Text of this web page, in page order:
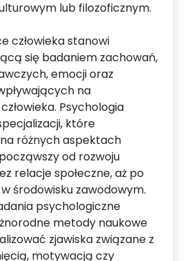
lub filozoficznym.
człowieka stanowi
się badaniem zachowań,
emocji oraz
na
Psychologia
które
różnych aspektach
od rozwoju
relacje społeczne, aż po
środowisku zawodowym.
psychologiczne
metody naukowe
zjawiska związane z
motywacją czy